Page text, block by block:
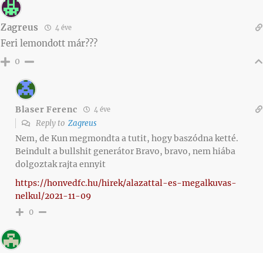
Zagreus 4 éve
Feri lemondott már???
0
Blaser Ferenc 4 éve
Reply to Zagreus
Nem, de Kun megmondta a tutit, hogy baszódna ketté.
Beindult a bullshit generátor Bravo, bravo, nem hiába
dolgoztak rajta ennyit
https://honvedfc.hu/hirek/alazattal-es-megalkuvas-
nelkul/2021-11-09
0